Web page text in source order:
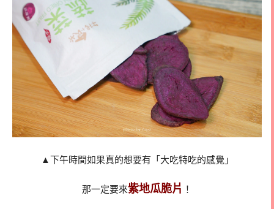
▲下午時間如果真的想要有「大吃特吃的感覺」
那一定要來紫地瓜脆片 ！